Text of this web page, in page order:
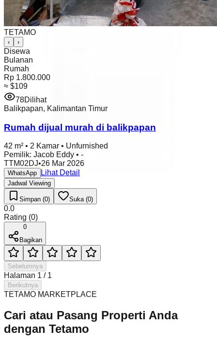
TETAMO
‹ ›
Disewa
Bulanan
Rumah
Rp 1.800.000
≈ $109
78Dilihat
Balikpapan, Kalimantan Timur
Rumah dijual murah di balikpapan
42 m² • 2 Kamar • Unfurnished
Pemilik: Jacob Eddy • -
TTM02DJ•26 Mar 2026
WhatsApp Lihat Detail
Jadwal Viewing
Simpan (0) Suka (0)
0.0
Rating (0)
0
Bagikan
Sebelumnya
Halaman 1 / 1
Berikutnya
TETAMO MARKETPLACE
Cari atau Pasang Properti Anda
dengan Tetamo